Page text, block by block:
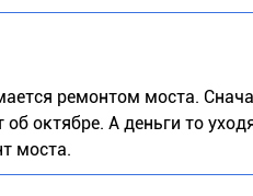
ремонтом моста.
октябре. А деньги то
моста.